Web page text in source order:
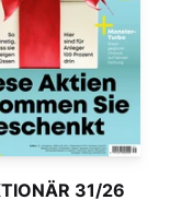
31/26